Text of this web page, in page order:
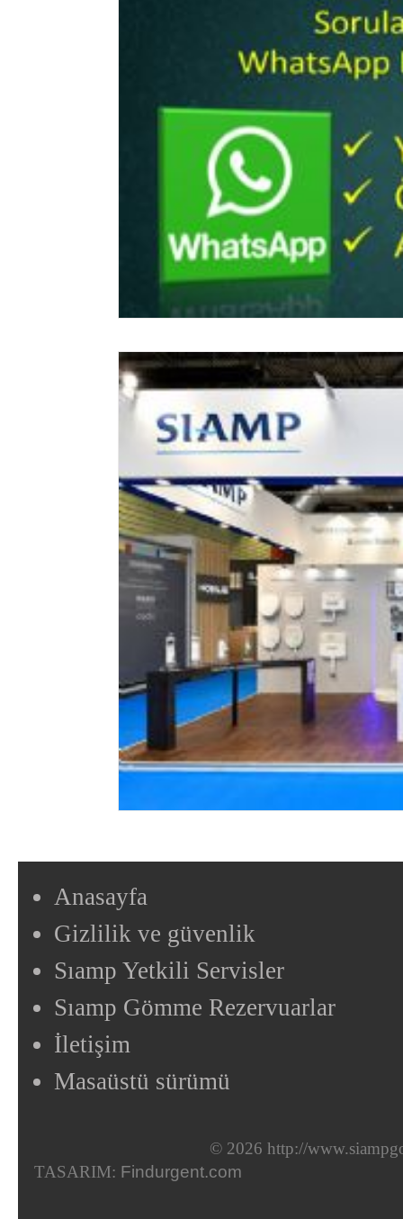
Anasayfa
Gizlilik ve güvenlik
Sıamp Yetkili Servisler
Sıamp Gömme Rezervuarlar
İletişim
Masaüstü sürümü
© 2026 http://
TASARIM: Findurgent.com